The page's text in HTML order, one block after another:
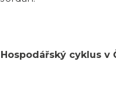
Hospodářský cyklus v